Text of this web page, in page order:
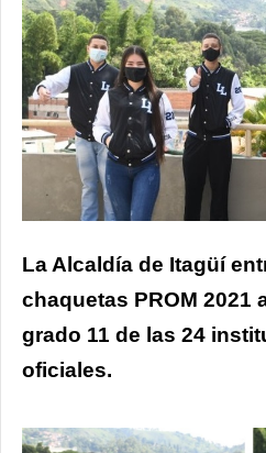
La Alcaldía de Itagüí
chaquetas PROM 2021
grado 11 de las 24
oficiales.